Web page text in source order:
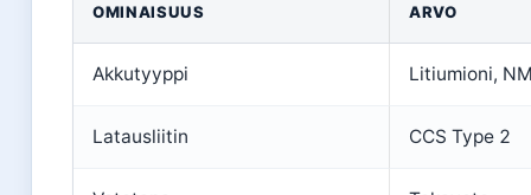
OMINAISUUS ARVO
Akkutyyppi Litiumioni,
Latausliitin CCS Type 2